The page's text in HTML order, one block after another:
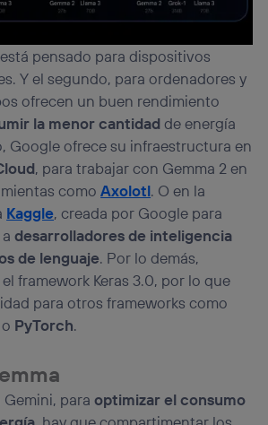
pensado para dispositivos
Y el segundo, para ordenadores y
ofrecen un buen rendimiento
la menor cantidadde energía
Google ofrece su infraestructura en
, para trabajar con Gemma 2 en
comoAxolotl. O en la
Kaggle, creada por Google para
adesarrolladores de inteligencia
de lenguaje. Por lo demás,
framework Keras 3.0, por lo que
para otros frameworks como
o PyTorch.
Gemini, paraoptimizar el consumo